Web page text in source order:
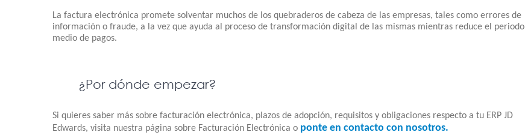
La factura electrónica promete solventar muchos de los quebraderos de cabeza de las empresas, tales como errores de
información o fraude, a la vez que ayuda al proceso de transformación digital de las mismas mientras reduce el periodo
medio de pagos.
¿Por dónde empezar?
Si quieres saber más sobre facturación electrónica, plazos de adopción, requisitos y obligaciones respecto a tu ERP JD
Edwards, visita nuestra página sobre Facturación Electrónica o ponte en contacto con nosotros.